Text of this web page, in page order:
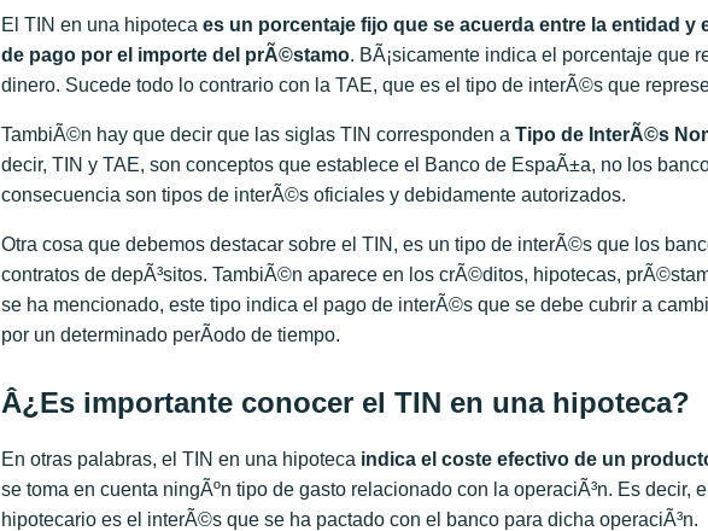
El TIN en una hipoteca es un porcentaje fijo que se acuerda entre la entidad y
de pago por el importe del prÃ©stamo. BÃ¡sicamente indica el porcentaje que
dinero. Sucede todo lo contrario con la TAE, que es el tipo de interÃ©s que
TambiÃ©n hay que decir que las siglas TIN corresponden a Tipo de InterÃ©s
decir, TIN y TAE, son conceptos que establece el Banco de EspaÃ±a, no los
consecuencia son tipos de interÃ©s oficiales y debidamente autorizados.
Otra cosa que debemos destacar sobre el TIN, es un tipo de interÃ©s que los
contratos de depÃ³sitos. TambiÃ©n aparece en los crÃ©ditos, hipotecas,
se ha mencionado, este tipo indica el pago de interÃ©s que se debe cubrir a
por un determinado perÃ­odo de tiempo.
Â¿Es importante conocer el TIN en una hipoteca?
En otras palabras, el TIN en una hipoteca indica el coste efectivo de un
se toma en cuenta ningÃºn tipo de gasto relacionado con la operaciÃ³n. Es decir,
hipotecario es el interÃ©s que se ha pactado con el banco para dicha operaciÃ³n.